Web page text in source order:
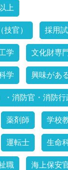
上
官） 採用
学 文化財専
学 興味があ
・消防官・消防行
薬剤師 学校
運転士 生命
職 海上保安